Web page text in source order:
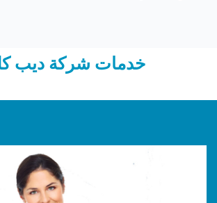
خدمات شركة ديب